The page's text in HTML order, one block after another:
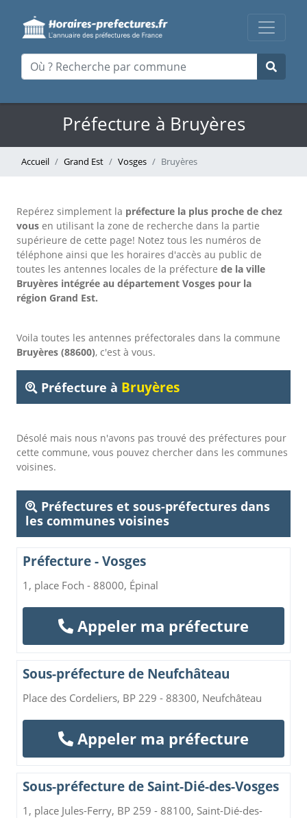
Préfecture à Bruyères
Accueil Grand Est Vosges Bruyères
Repérez simplement la préfecture la plus proche de chez
vous en utilisant la zone de recherche dans la partie
supérieure de cette page! Notez tous les numéros de
téléphone ainsi que les horaires d'accès au public de
toutes les antennes locales de la préfecture de la ville
Bruyères intégrée au département Vosges pour la
région Grand Est.
Voila toutes les antennes préfectorales dans la commune
Bruyères (88600), c'est à vous.
Préfecture à Bruyères
Désolé mais nous n'avons pas trouvé des préfectures pour
cette commune, vous pouvez chercher dans les communes
voisines.
Préfectures et sous-préfectures dans
les communes voisines
Préfecture - Vosges
1, place Foch - 88000, Épinal
Appeler ma préfecture
Sous-préfecture de Neufchâteau
Place des Cordeliers, BP 229 - 88300, Neufchâteau
Appeler ma préfecture
Sous-préfecture de Saint-Dié-des-Vosges
1, place Jules-Ferry, BP 259 - 88100, Saint-Dié-des-